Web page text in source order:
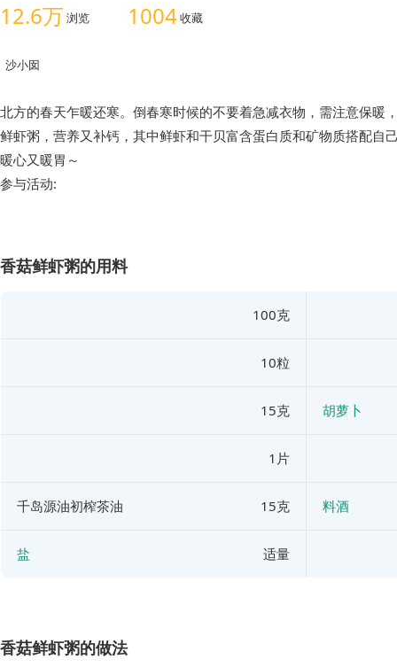
12.6万 浏览 1004收藏
沙小囡
北方的春天乍暖还寒。倒春寒时候的不要着急减衣物，需注意保暖
鲜虾粥，营养又补钙，其中鲜虾和干贝富含蛋白质和矿物质搭配自
暖心又暖胃～
参与活动:
香菇鲜虾粥的用料
100克
10粒
15克 胡萝卜
1片
千岛源油初榨茶油 15克 料酒
盐 适量
香菇鲜虾粥的做法